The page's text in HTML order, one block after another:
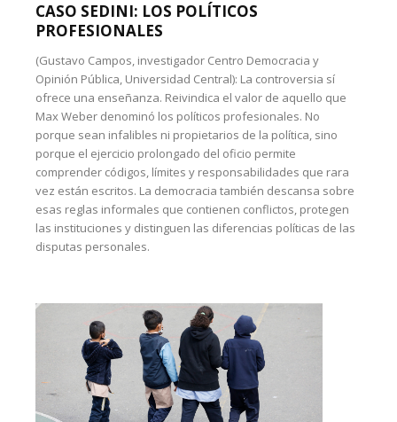
CASO SEDINI: LOS POLÍTICOS
PROFESIONALES
(Gustavo Campos, investigador Centro Democracia y
Opinión Pública, Universidad Central): La controversia sí
ofrece una enseñanza. Reivindica el valor de aquello que
Max Weber denominó los políticos profesionales. No
porque sean infalibles ni propietarios de la política, sino
porque el ejercicio prolongado del oficio permite
comprender códigos, límites y responsabilidades que rara
vez están escritos. La democracia también descansa sobre
esas reglas informales que contienen conflictos, protegen
las instituciones y distinguen las diferencias políticas de las
disputas personales.